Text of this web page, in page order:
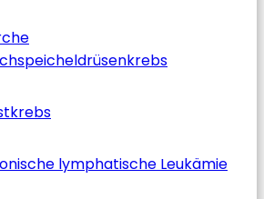
lymphatische Leukämie